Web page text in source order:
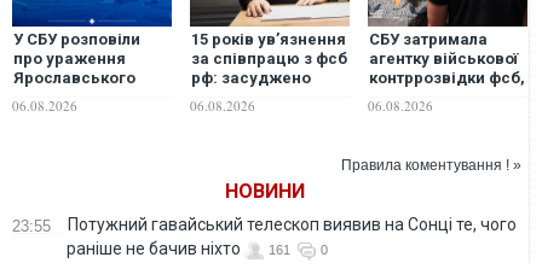
У СБУ розповіли
про ураження
Ярославського
НПЗ та кораблів
берегової охорони
06.08.2026
15 років ув’язнення
за співпрацю з фсб
рф: засуджено
священнослужителя
УПЦ (МП)
06.08.2026
СБУ затримала
агентку військової
контррозвідки фсб,
яка шпигувала для
ворога на
06.08.2026
Правила коментування ! »
НОВИНИ
23:55
Потужний гавайський телескоп виявив на Сонці те, чого
раніше не бачив ніхто
161 0